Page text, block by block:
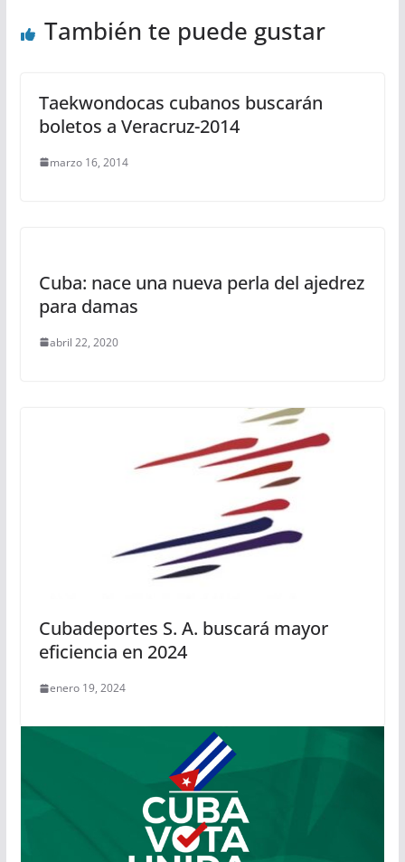
También te puede gustar
Taekwondocas cubanos buscarán
boletos a Veracruz-2014
marzo 16, 2014
Cuba: nace una nueva perla del ajedrez
para damas
abril 22, 2020
Cubadeportes S. A. buscará mayor
eficiencia en 2024
enero 19, 2024